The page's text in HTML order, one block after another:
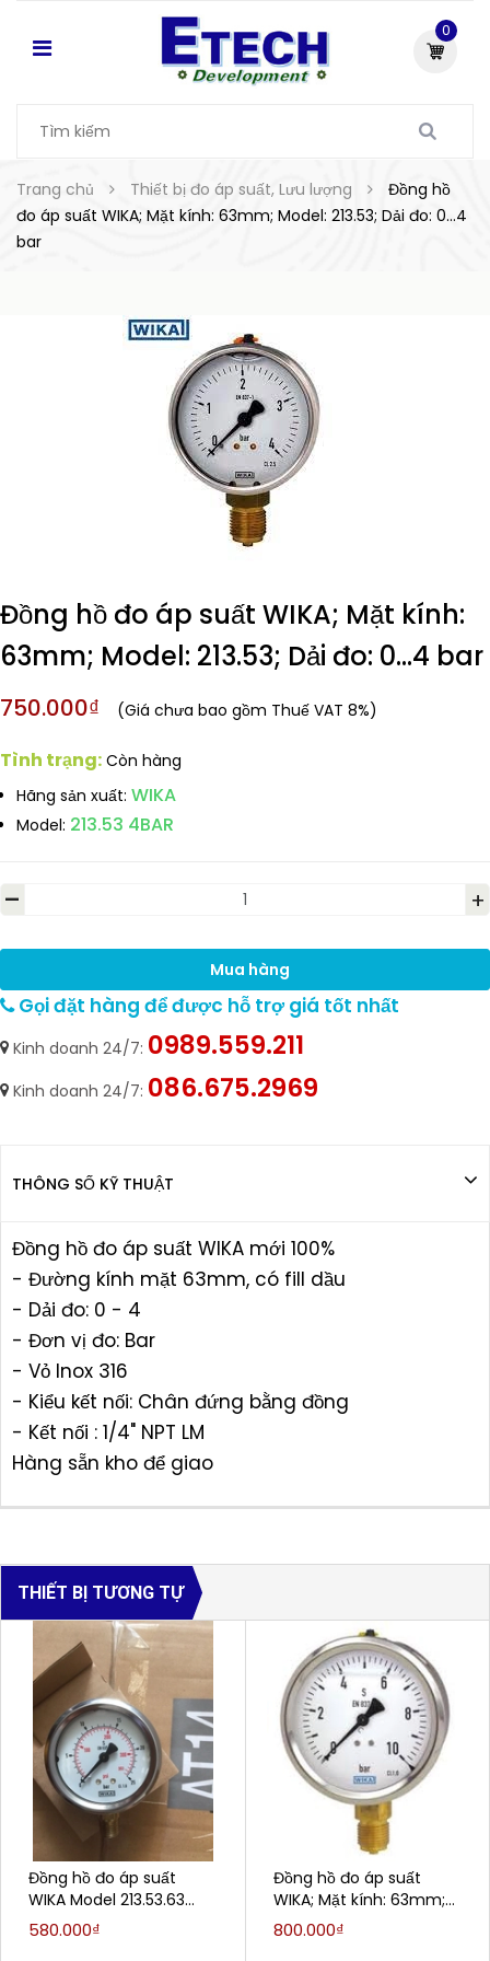
0
Trang chủ Thiết bị đo áp suất, Lưu lượng
Đồng hồ
đo áp suất WIKA; Mặt kính: 63mm; Model: 213.53; Dải đo: 0...4
bar
Đồng hồ đo áp suất WIKA; Mặt kính:
63mm; Model: 213.53; Dải đo: 0...4 bar
750.000₫ (Giá chưa bao gồm Thuế VAT 8%)
Tình trạng: Còn hàng
Hãng sản xuất: WIKA
Model: 213.53 4BAR
- +
Mua hàng
Gọi đặt hàng để được hỗ trợ giá tốt nhất
Kinh doanh 24/7: 0989.559.211
Kinh doanh 24/7: 086.675.2969
THÔNG SỐ KỸ THUẬT
Đồng hồ đo áp suất WIKA mới 100%
- Đường kính mặt 63mm, có fill dầu
- Dải đo: 0 - 4
- Đơn vị đo: Bar
- Vỏ Inox 316
- Kiểu kết nối: Chân đứng bằng đồng
- Kết nối : 1/4" NPT LM
Hàng sẵn kho để giao
THIẾT BỊ TƯƠNG TỰ
Đồng hồ đo áp suất
WIKA Model 213.53.63
(0;25) Bar 1/4"NPT, LM
580.000₫
Đồng hồ đo áp suất
WIKA; Mặt kính: 63mm;
Model: 213.53; Dải đo:
800.000₫